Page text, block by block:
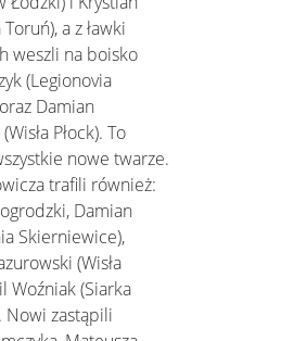
Toruń), a z ławki
weszli na boisko
(Legionovia
Damian
Płock). To
nowe twarze.
trafili również:
Damian
Skierniewice),
(Wisła
Woźniak (Siarka
Nowi zastąpili